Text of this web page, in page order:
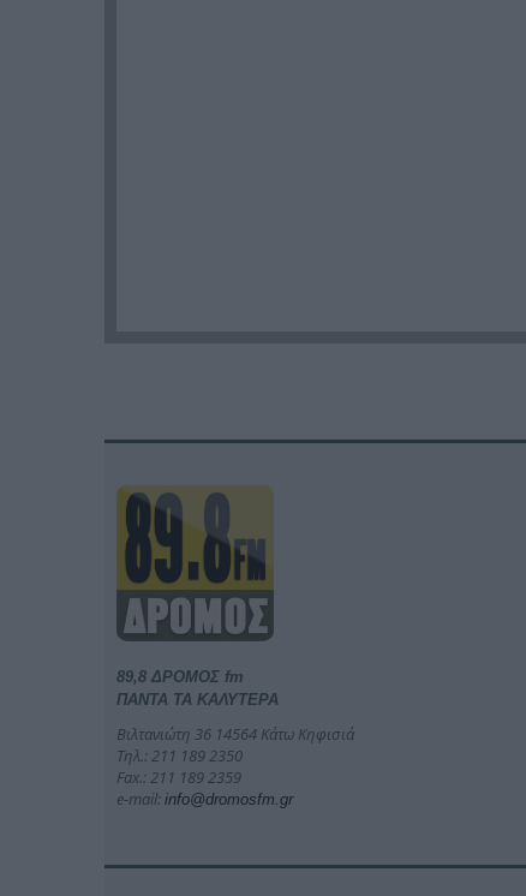
89,8 ΔΡΟΜΟΣ fm
ΠΑΝΤΑ ΤΑ ΚΑΛΥΤΕΡΑ
Βιλτανιώτη 36 14564 Κάτω Κηφισιά
Τηλ.: 211 189 2350
Fax.: 211 189 2359
e-mail: info@dromosfm.gr